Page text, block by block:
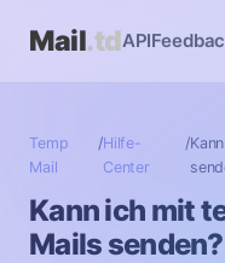
Mail.tdAPI
Temp
Mail
/Hilfe-
Center
/
Kann ich mit
Mails senden?